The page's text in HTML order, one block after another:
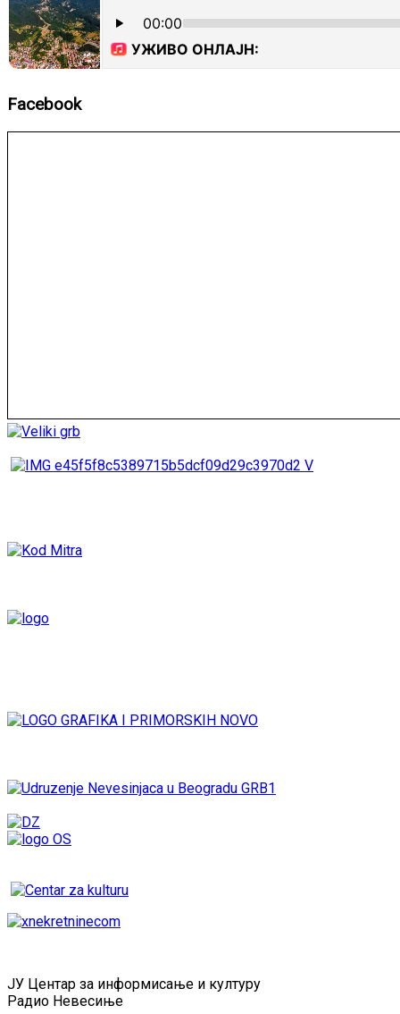
Facebook
ЈУ Центар за информисање и културу
Радио Невесиње